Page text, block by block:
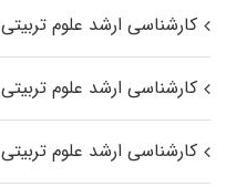
کارشناسی ارشد علوم تربیتی
کارشناسی ارشد علوم تربیتی ۲
کارشناسی ارشد علوم تربیتی ۳